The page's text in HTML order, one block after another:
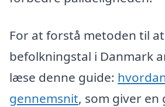
For at forstå metoden til
befolkningstal i Danmark
læse denne guide:
gennemsnit, som giver en